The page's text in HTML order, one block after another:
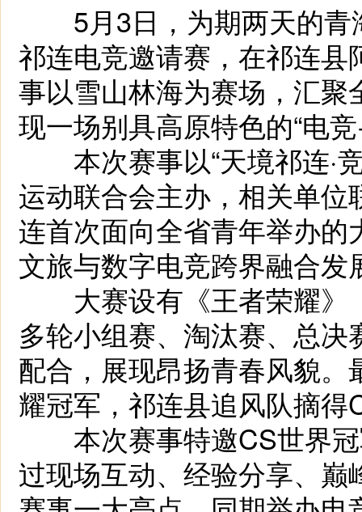
5月3日，为期两天的青
祁连电竞邀请赛，在祁连
事以雪山林海为赛场，汇
现一场别具高原特色的“电
本次赛事以“天境祁连·
运动联合会主办，相关单
连首次面向全省青年举办
文旅与数字电竞跨界融合发
大赛设有《王者荣耀》
多轮小组赛、淘汰赛、总
配合，展现昂扬青春风貌
耀冠军，祁连县追风队摘得
本次赛事特邀CS世界冠
过现场互动、经验分享、